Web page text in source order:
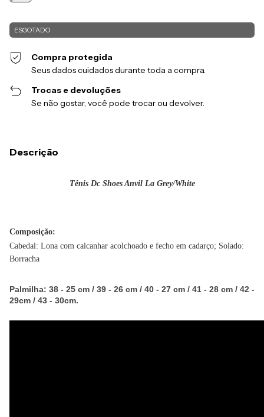
Compra protegida
Seus dados cuidados durante toda a compra.
Trocas e devoluções
Se não gostar, você pode trocar ou devolver.
Descrição
Tênis Dc Shoes Anvil La Grey/White
Composição:
Cabedal: Lona com calcanhar acolchoado e fecho em cadarço; Solado:
Borracha
Palmilha: 38 - 25 cm / 39 - 26 cm / 40 - 27 cm / 41 - 28 cm / 42 -
29cm / 43 - 30cm.